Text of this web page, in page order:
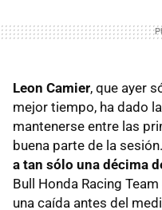
Leon Camier, que ayer
mejor tiempo, ha dado
mantenerse entre las
buena parte de la
a tan sólo una décima
Bull Honda Racing
una caída antes del